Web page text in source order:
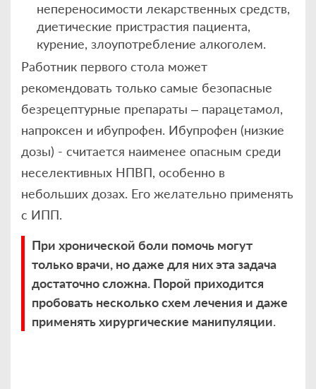
непереносимости лекарственных средств,
диетические пристрастия пациента,
курение, злоупотребление алкоголем.
Работник первого стола может
рекомендовать только самые безопасные
безрецептурные препараты – парацетамол,
напроксен и ибупрофен. Ибупрофен (низкие
дозы) - считается наименее опасным среди
неселективных НПВП, особенно в
небольших дозах. Его желательно применять
с ИПП.
При хронической боли помочь могут
только врачи, но даже для них эта задача
достаточно сложна. Порой приходится
пробовать несколько схем лечения и даже
применять хирургические манипуляции.